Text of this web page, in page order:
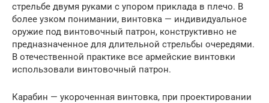
стрельбе двумя руками с упором приклада в плечо. В
более узком понима­нии, винтовка — индивидуальное
оружие под винтовочный патрон, конструктивно не
предназначенное для длительной стрельбы очередями.
В отечественной практи­ке все армейские винтовки
использовали винтовочный патрон.
Карабин — укороченная винтовка, при проектировании